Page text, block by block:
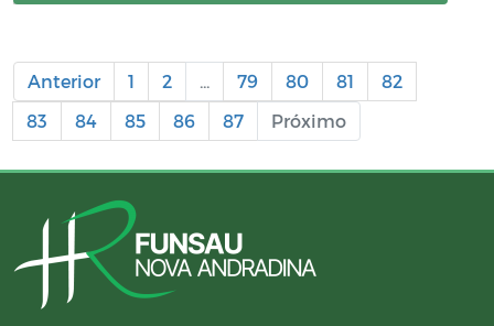
Anterior 1 2 ... 79 80 81
82
83
84 85 86 87 Próximo